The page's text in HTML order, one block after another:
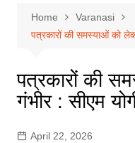
Home
Varanasi
पत्रकारों की समस्याओं को
पत्रकारों की
गंभीर : सीएम
April 22, 2026